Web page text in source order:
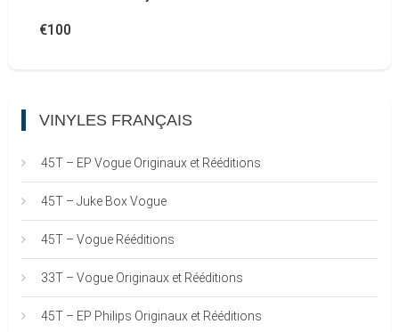
€100
VINYLES FRANÇAIS
45T – EP Vogue Originaux et Rééditions
45T – Juke Box Vogue
45T – Vogue Rééditions
33T – Vogue Originaux et Rééditions
45T – EP Philips Originaux et Rééditions